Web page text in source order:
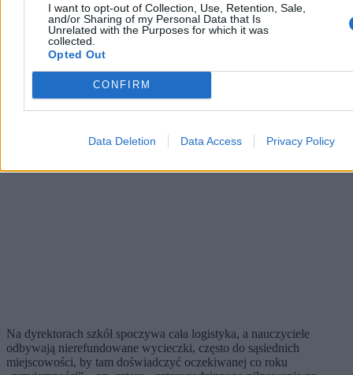
I want to opt-out of Collection, Use, Retention, Sale,
and/or Sharing of my Personal Data that Is
Unrelated with the Purposes for which it was
collected.
Opted Out
CONFIRM
Data Deletion Data Access Privacy Policy
Na dyrektorach szkół spoczywa cała logistyka, a nauczyciele
odbywają nierefundowane wycieczki, często do sąsiednich
miejscowości, by tam doświadczyć oczekiwanej co roku